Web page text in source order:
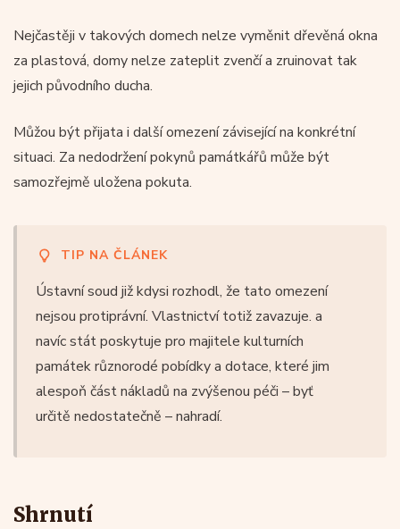
Nejčastěji v takových domech nelze vyměnit dřevěná okna
za plastová, domy nelze zateplit zvenčí a zruinovat tak
jejich původního ducha.
Můžou být přijata i další omezení závisející na konkrétní
situaci. Za nedodržení pokynů památkářů může být
samozřejmě uložena pokuta.
TIP NA ČLÁNEK
Ústavní soud již kdysi rozhodl, že tato omezení
nejsou protiprávní. Vlastnictví totiž zavazuje. a
navíc stát poskytuje pro majitele kulturních
památek různorodé pobídky a dotace, které jim
alespoň část nákladů na zvýšenou péči – byť
určitě nedostatečně – nahradí.
Shrnutí